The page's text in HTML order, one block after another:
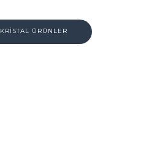
KRİSTAL ÜRÜNLER